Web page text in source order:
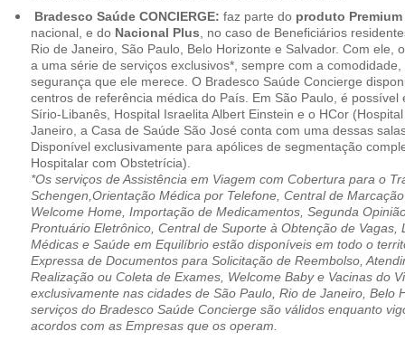
Bradesco Saúde CONCIERGE: faz parte do produto Premium
nacional, e do Nacional Plus , no caso de Beneficiários
Rio de Janeiro, São Paulo, Belo Horizonte e Salvador. Com ele,
a uma série de serviços exclusivos*, sempre com a
segurança que ele merece. O Bradesco Saúde Concierge
centros de referência médica do País. Em São Paulo, é possível
Sírio-Libanês, Hospital Israelita Albert Einstein e o HCor
Janeiro, a Casa de Saúde São José conta com uma dessas
Disponível exclusivamente para apólices de segmentação
Hospitalar com Obstetrícia).
*Os serviços de Assistência em Viagem com Cobertura para o
Schengen,Orientação Médica por Telefone, Central de
Welcome Home, Importação de Medicamentos, Segunda
Prontuário Eletrônico, Central de Suporte à Obtenção de Vagas,
Médicas e Saúde em Equilíbrio estão disponíveis em todo o
Expressa de Documentos para Solicitação de Reembolso,
Realização ou Coleta de Exames, Welcome Baby e Vacinas do
exclusivamente nas cidades de São Paulo, Rio de Janeiro, Belo
serviços do Bradesco Saúde Concierge são válidos enquanto
acordos com as Empresas que os operam.